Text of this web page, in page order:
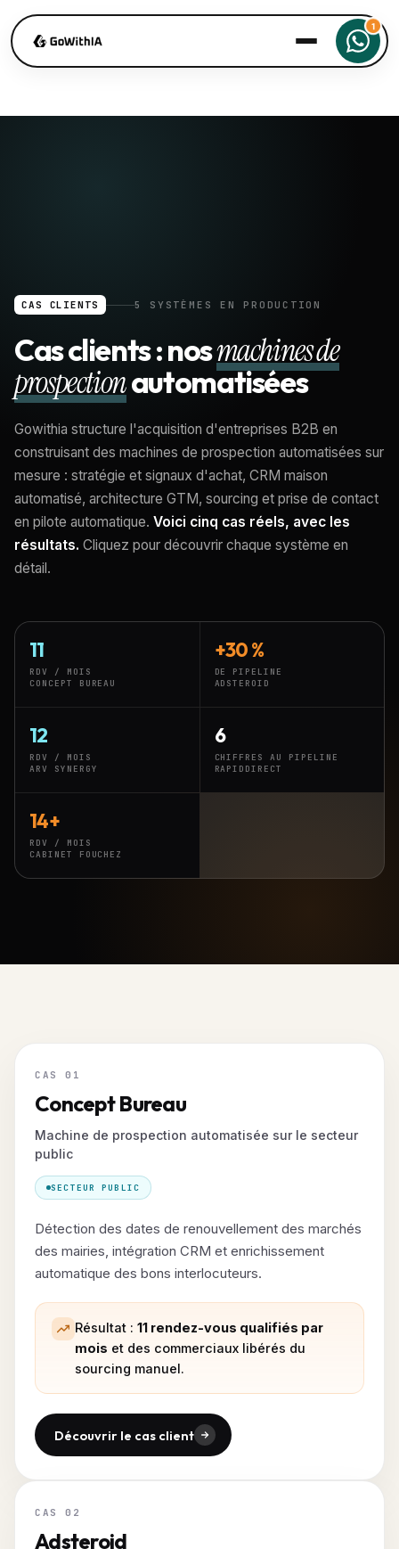
CAS CLIENTS 5 SYSTÈMES EN PRODUCTION
Cas clients : nosmachines de
prospectionautomatisées
Gowithia structure l'acquisition d'entreprises B2B en
construisant des machines de prospection automatisées sur
mesure : stratégie et signaux d'achat, CRM maison
automatisé, architecture GTM, sourcing et prise de contact
en pilote automatique. Voici cinq cas réels, avec les
résultats. Cliquez pour découvrir chaque système en
détail.
11
RDV / MOIS
CONCEPT BUREAU
+30 %
DE PIPELINE
ADSTEROID
12
RDV / MOIS
ARV SYNERGY
6
CHIFFRES AU PIPELINE
RAPIDDIRECT
14+
RDV / MOIS
CABINET FOUCHEZ
CAS 01
Concept Bureau
Machine de prospection automatisée sur le secteur
public
SECTEUR PUBLIC
Détection des dates de renouvellement des marchés
des mairies, intégration CRM et enrichissement
automatique des bons interlocuteurs.
Résultat : 11 rendez-vous qualifiés par
mois et des commerciaux libérés du
sourcing manuel.
Découvrir le cas client
CAS 02
Adsteroid